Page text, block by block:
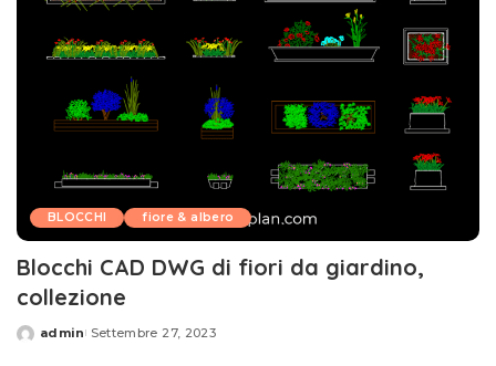
BLOCCHI fiore & albero
Blocchi CAD DWG di fiori da giardino,
collezione
Posted
admin Settembre 27, 2023